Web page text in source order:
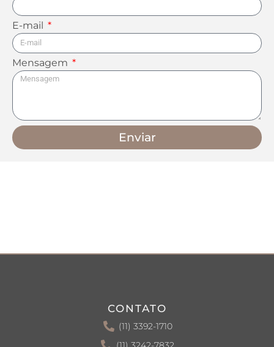
E-mail
Mensagem
Enviar
CONTATO
(11) 3392-1710